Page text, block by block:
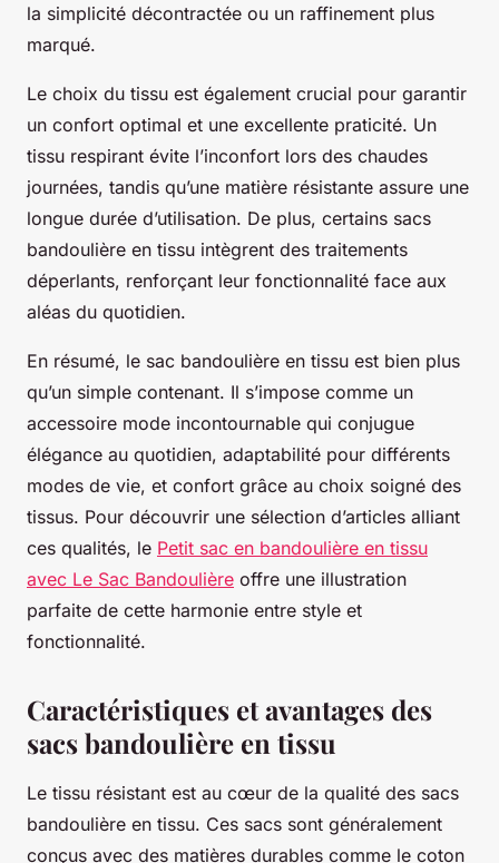
la simplicité décontractée ou un raffinement plus
marqué.
Le choix du tissu est également crucial pour garantir
un confort optimal et une excellente praticité. Un
tissu respirant évite l’inconfort lors des chaudes
journées, tandis qu’une matière résistante assure une
longue durée d’utilisation. De plus, certains sacs
bandoulière en tissu intègrent des traitements
déperlants, renforçant leur fonctionnalité face aux
aléas du quotidien.
En résumé, le sac bandoulière en tissu est bien plus
qu’un simple contenant. Il s’impose comme un
accessoire mode incontournable qui conjugue
élégance au quotidien, adaptabilité pour différents
modes de vie, et confort grâce au choix soigné des
tissus. Pour découvrir une sélection d’articles alliant
ces qualités, le Petit sac en bandoulière en tissu
avec Le Sac Bandoulière offre une illustration
parfaite de cette harmonie entre style et
fonctionnalité.
Caractéristiques et avantages des
sacs bandoulière en tissu
Le tissu résistant est au cœur de la qualité des sacs
bandoulière en tissu. Ces sacs sont généralement
conçus avec des matières durables comme le coton